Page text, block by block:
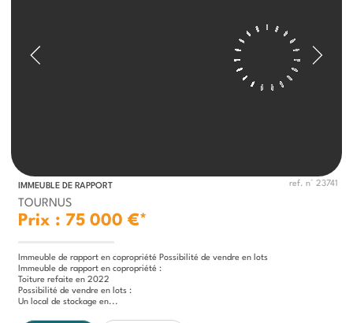
IMMEUBLE DE RAPPORT ref. n° 23741
TOURNUS
Prix : 75 000 €*
Immeuble de rapport en copropriété Possibilité de vendre en lots
Immeuble de rapport en copropriété :
Toiture refaite en 2022
Possibilité de vendre en lots :
Un local de stockage en...